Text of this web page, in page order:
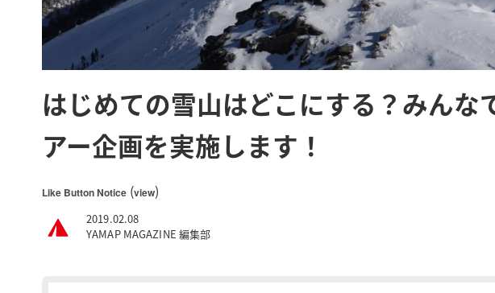
はじめての雪山はどこにする？みんな
アー企画を実施します！
Like Button Notice (view)
2019.02.08
YAMAP MAGAZINE 編集部